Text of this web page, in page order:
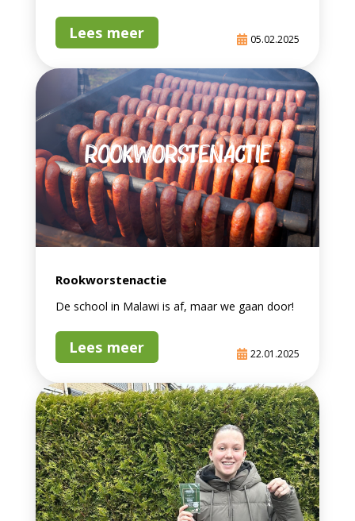
Lees meer 05.02.2025
Rookworstenactie
De school in Malawi is af, maar we gaan door!
Lees meer 22.01.2025